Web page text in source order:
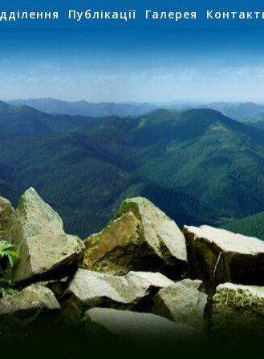
Публікації Галерея